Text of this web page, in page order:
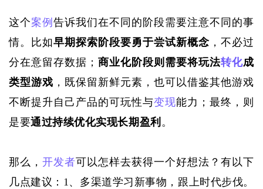
这个案例告诉我们在不同的阶段需要注意不同的事
情。比如早期探索阶段要勇于尝试新概念 ，不必过
分在意留存数据； 商业化阶段则需要将玩法转化成
类型游戏 ，既保留新鲜元素，也可以借鉴其他游戏
不断提升自己产品的可玩性与变现能力；最终，则
是要通过持续优化实现长期盈利 。
那么，开发者可以怎样去获得一个好想法？有以下
几点建议： 1、多渠道学习新事物，跟上时代步伐。